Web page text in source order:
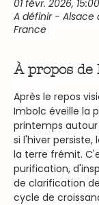
01 févr. 2026,
A définir - Alsace
France
À propos
Après le repos
Imbolc éveille la
printemps autour
si l'hiver
la terre frémit.
purification,
de clarification
cycle de